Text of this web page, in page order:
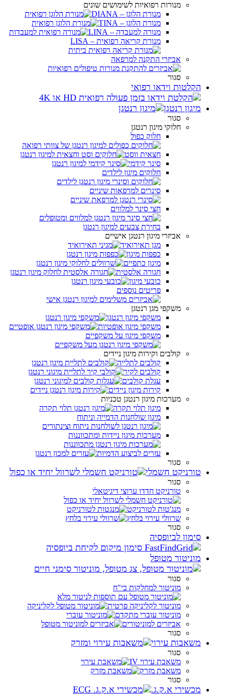
מנורות רפואיות לשימושים שונים
מנורת הלוגן – DIANA
מנורת הלוגן – TINA
מנורה למעבדה – LINA
מנורת קריאה רפואית – LISA
אביזרי התקנה למרפאה
סגור
הקלטות וידאו רפואי
מיגון רנטגן
סגור
חלוקי מיגון רנטגן
חלוק כפול
חצאית ווסט
סינר קידמי
חלוקים מיגון לילדים
סינרים למרפאות שיניים
חצי סינר למלווים
בחירת צבעים למיגון רנטגן
אביזרי מיגון רנטגן אישיים
מגן תאירואיד
כפפות מיגון
מיגון כתפיים
חגורה אלסטית
כובעי מיגון
פריטים נוספים
משקפי מגן רנטגן
משקפי מיגון רנטגן
משקפי מיגון אופטיות
משקפי מיגון על משקפיים
קולבים וקירות מיגון ניידים
קולבים לתלייה
קולבים לקיר
עגלת קולבים
קירות מיגון ניידים
מערכות מיגון רנטגן טכניות
מיגון תלוי תקרה
מיגון שולחנות הדמייה וניתוח
מערכות מיגון ניידות ומתכווננות
עזרים לביצוע הדמיות
סגור
טורניקט חשמלי
סגור
טורניקט חדדו ערוצי דיגיטאלי
מנג'טות לטורניקט
שרוולי עירוי בלחץ
סגור
סימון לביופסיה
מוניטור מטופל
סגור
מוניטור למחלקות בי"ח
מוניטור לקליניקה פרטית
מוניטור עוברי מתקדם
אביזרים למוניטורים
סגור
משאבות עירוי
סגור
משאבת עירוי IV
משאבת מזרק
סגור
מכשירי א.ק.ג.